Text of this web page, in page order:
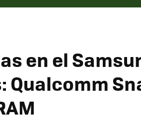
en el
Qualcomm